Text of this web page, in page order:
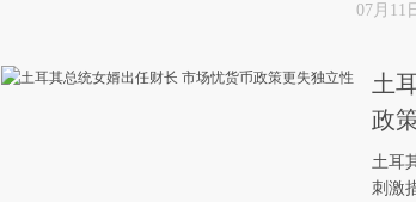
07月11
土
政
土耳
刺激